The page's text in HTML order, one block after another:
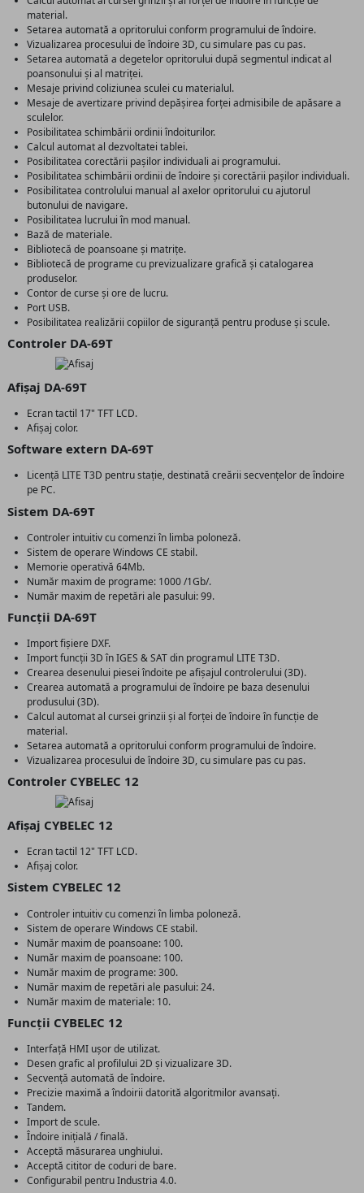
material.
Setarea automată a opritorului conform programului de îndoire.
Vizualizarea procesului de îndoire 3D, cu simulare pas cu pas.
Setarea automată a degetelor opritorului după segmentul indicat al
poansonului și al matriței.
Mesaje privind coliziunea sculei cu materialul.
Mesaje de avertizare privind depășirea forței admisibile de apăsare a
sculelor.
Posibilitatea schimbării ordinii îndoiturilor.
Calcul automat al dezvoltatei tablei.
Posibilitatea corectării pașilor individuali ai programului.
Posibilitatea schimbării ordinii de îndoire și corectării pașilor individuali.
Posibilitatea controlului manual al axelor opritorului cu ajutorul
butonului de navigare.
Posibilitatea lucrului în mod manual.
Bază de materiale.
Bibliotecă de poansoane și matrițe.
Bibliotecă de programe cu previzualizare grafică și catalogarea
produselor.
Contor de curse și ore de lucru.
Port USB.
Posibilitatea realizării copiilor de siguranță pentru produse și scule.
Controler DA-69T
Afișaj DA-69T
Ecran tactil 17" TFT LCD.
Afișaj color.
Software extern DA-69T
Licență LITE T3D pentru stație, destinată creării secvențelor de îndoire
pe PC.
Sistem DA-69T
Controler intuitiv cu comenzi în limba poloneză.
Sistem de operare Windows CE stabil.
Memorie operativă 64Mb.
Număr maxim de programe: 1000 /1Gb/.
Număr maxim de repetări ale pasului: 99.
Funcții DA-69T
Import fișiere DXF.
Import funcții 3D în IGES & SAT din programul LITE T3D.
Crearea desenului piesei îndoite pe afișajul controlerului (3D).
Crearea automată a programului de îndoire pe baza desenului
produsului (3D).
Calcul automat al cursei grinzii și al forței de îndoire în funcție de
material.
Setarea automată a opritorului conform programului de îndoire.
Vizualizarea procesului de îndoire 3D, cu simulare pas cu pas.
Controler CYBELEC 12
Afișaj CYBELEC 12
Ecran tactil 12" TFT LCD.
Afișaj color.
Sistem CYBELEC 12
Controler intuitiv cu comenzi în limba poloneză.
Sistem de operare Windows CE stabil.
Număr maxim de poansoane: 100.
Număr maxim de poansoane: 100.
Număr maxim de programe: 300.
Număr maxim de repetări ale pasului: 24.
Număr maxim de materiale: 10.
Funcții CYBELEC 12
Interfață HMI ușor de utilizat.
Desen grafic al profilului 2D și vizualizare 3D.
Secvență automată de îndoire.
Precizie maximă a îndoirii datorită algoritmilor avansați.
Tandem.
Import de scule.
Îndoire inițială / finală.
Acceptă măsurarea unghiului.
Acceptă cititor de coduri de bare.
Configurabil pentru Industria 4.0.